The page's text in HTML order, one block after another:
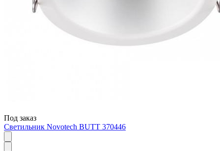
Под заказ
Светильник Novotech BUTT 370446